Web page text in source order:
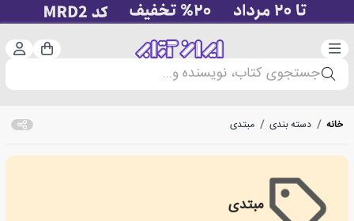
دسته‌بندی سبد
جستجوی کتاب، نویسنده و...
خانه / دسته بندی / مبتدی
مبتدی
Starter